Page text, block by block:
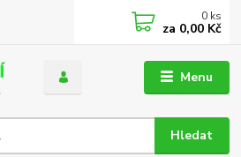
Menu
Hledat
0 ks
za 0,00 Kč